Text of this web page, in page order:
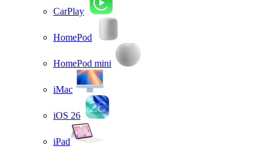
CarPlay
HomePod
HomePod mini
iMac
iOS 26
iPad